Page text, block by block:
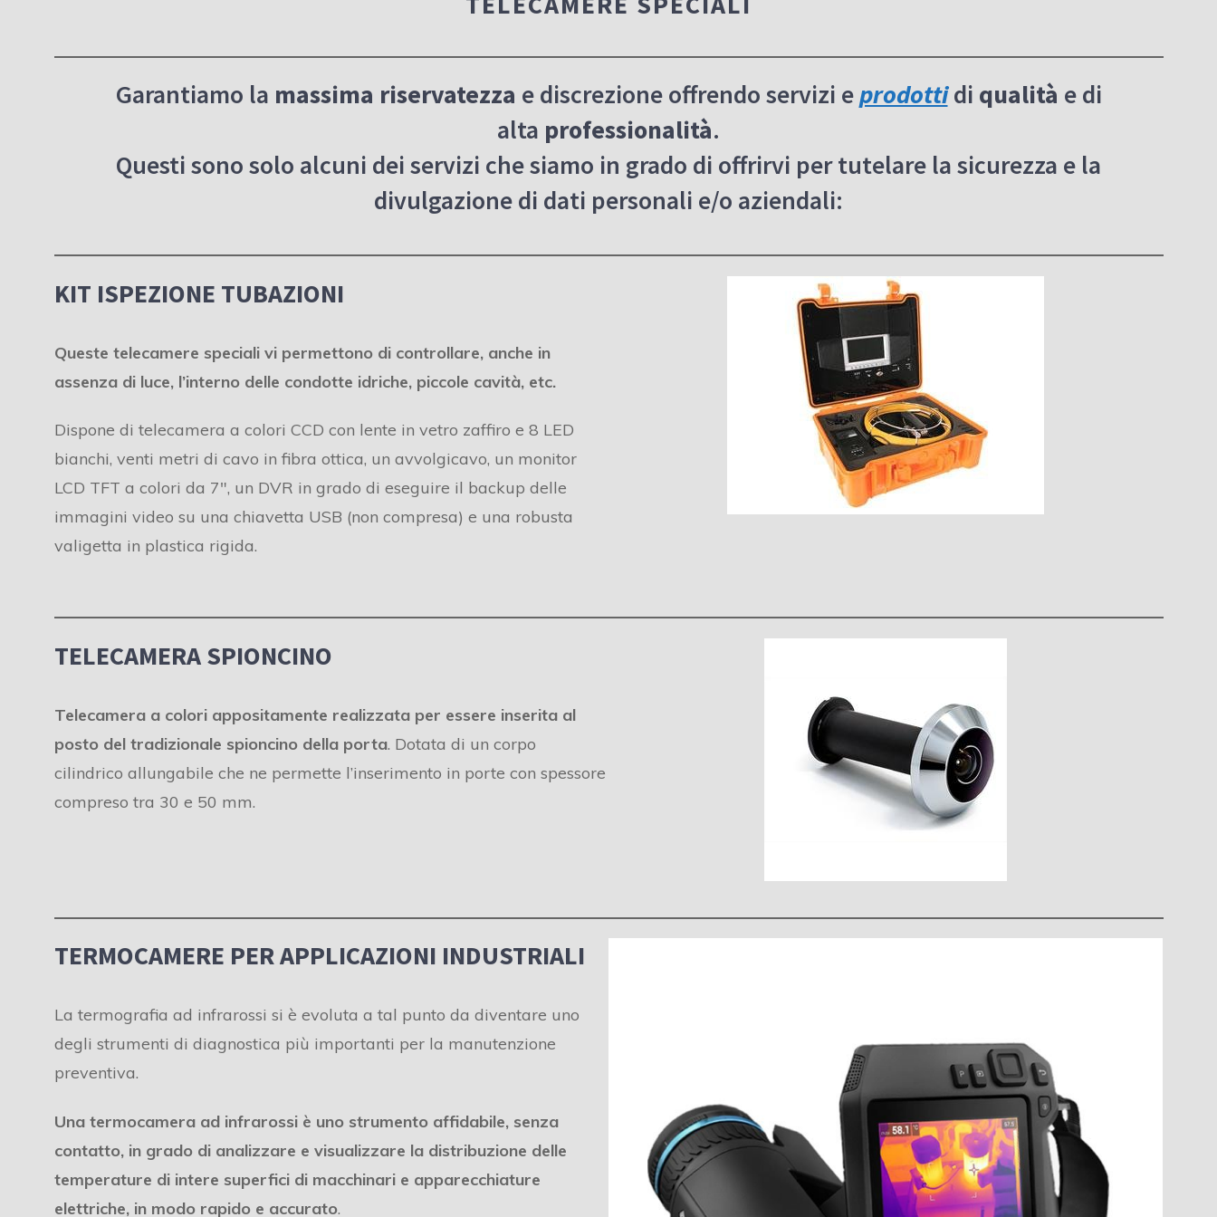
Garantiamo la massima riservatezza e discrezione offrendo servizi eprodottidi qualità e di
alta professionalità.
Questi sono solo alcuni dei servizi che siamo in grado di offrirvi per tutelare la sicurezza e la
divulgazione di dati personali e/o aziendali:
KIT ISPEZIONE TUBAZIONI
Queste telecamere speciali vi permettono di controllare, anche in
assenza di luce, l’interno delle condotte idriche, piccole cavità, etc.
Dispone di telecamera a colori CCD con lente in vetro zaffiro e 8 LED
bianchi, venti metri di cavo in fibra ottica, un avvolgicavo, un monitor
LCD TFT a colori da 7″, un DVR in grado di eseguire il backup delle
immagini video su una chiavetta USB (non compresa) e una robusta
valigetta in plastica rigida.
TELECAMERA SPIONCINO
Telecamera a colori appositamente realizzata per essere inserita al
posto del tradizionale spioncino della porta. Dotata di un corpo
cilindrico allungabile che ne permette l’inserimento in porte con spessore
compreso tra 30 e 50 mm.
TERMOCAMERE PER APPLICAZIONI INDUSTRIALI
La termografia ad infrarossi si è evoluta a tal punto da diventare uno
degli strumenti di diagnostica più importanti per la manutenzione
preventiva.
Una termocamera ad infrarossi è uno strumento affidabile, senza
contatto, in grado di analizzare e visualizzare la distribuzione delle
temperature di intere superfici di macchinari e apparecchiature
elettriche, in modo rapido e accurato.